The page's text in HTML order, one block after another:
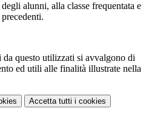
alunni, alla classe frequentata e
questo utilizzati si avvalgono di
ed utili alle finalità illustrate nella
Accetta tutti i cookies